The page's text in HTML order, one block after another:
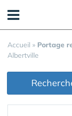
Accueil » Portage
Albertville